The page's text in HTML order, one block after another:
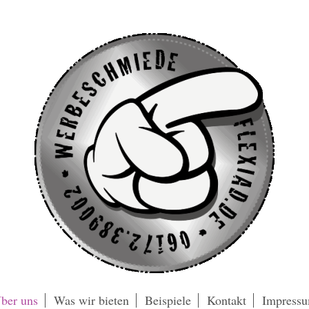
uns Was wir bieten Beispiele Kontakt